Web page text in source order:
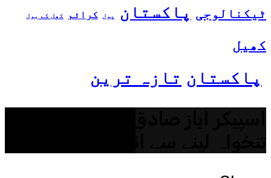
ٹیکنالوجی پاکستان پول کرائم کھل کے بول
کھیل
پاکستان تازہ ترین